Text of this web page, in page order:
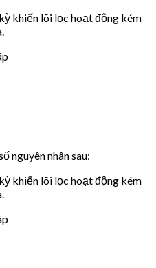
khiến lõi lọc hoạt động kém
nguyên nhân sau:
khiến lõi lọc hoạt động kém